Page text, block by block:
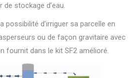
de stockage d’eau.
possibilité d’irriguer sa parcelle en
ou de façon gravitaire avec
fournit dans le kit SF2 amélioré.